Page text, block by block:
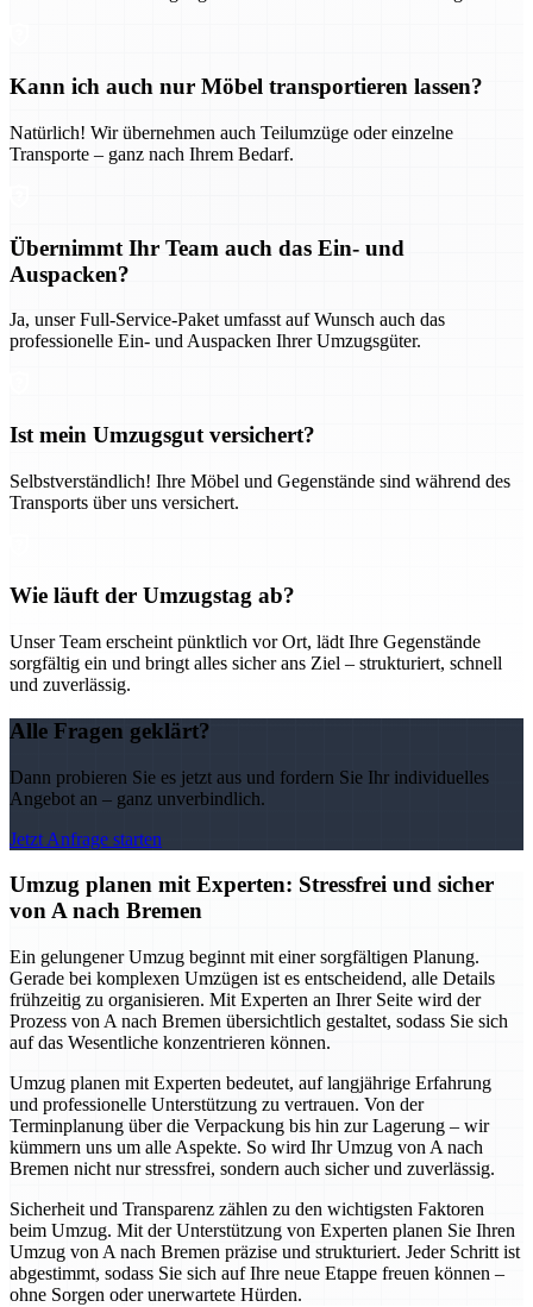
Kann ich auch nur Möbel transportieren lassen?
Natürlich! Wir übernehmen auch Teilumzüge oder einzelne
Transporte – ganz nach Ihrem Bedarf.
Übernimmt Ihr Team auch das Ein- und
Auspacken?
Ja, unser Full-Service-Paket umfasst auf Wunsch auch das
professionelle Ein- und Auspacken Ihrer Umzugsgüter.
Ist mein Umzugsgut versichert?
Selbstverständlich! Ihre Möbel und Gegenstände sind während des
Transports über uns versichert.
Wie läuft der Umzugstag ab?
Unser Team erscheint pünktlich vor Ort, lädt Ihre Gegenstände
sorgfältig ein und bringt alles sicher ans Ziel – strukturiert, schnell
und zuverlässig.
Alle Fragen geklärt?
Dann probieren Sie es jetzt aus und fordern Sie Ihr individuelles
Angebot an – ganz unverbindlich.
Jetzt Anfrage starten
Umzug planen mit Experten: Stressfrei und sicher
von A nach Bremen
Ein gelungener Umzug beginnt mit einer sorgfältigen Planung.
Gerade bei komplexen Umzügen ist es entscheidend, alle Details
frühzeitig zu organisieren. Mit Experten an Ihrer Seite wird der
Prozess von A nach Bremen übersichtlich gestaltet, sodass Sie sich
auf das Wesentliche konzentrieren können.
Umzug planen mit Experten bedeutet, auf langjährige Erfahrung
und professionelle Unterstützung zu vertrauen. Von der
Terminplanung über die Verpackung bis hin zur Lagerung – wir
kümmern uns um alle Aspekte. So wird Ihr Umzug von A nach
Bremen nicht nur stressfrei, sondern auch sicher und zuverlässig.
Sicherheit und Transparenz zählen zu den wichtigsten Faktoren
beim Umzug. Mit der Unterstützung von Experten planen Sie Ihren
Umzug von A nach Bremen präzise und strukturiert. Jeder Schritt ist
abgestimmt, sodass Sie sich auf Ihre neue Etappe freuen können –
ohne Sorgen oder unerwartete Hürden.